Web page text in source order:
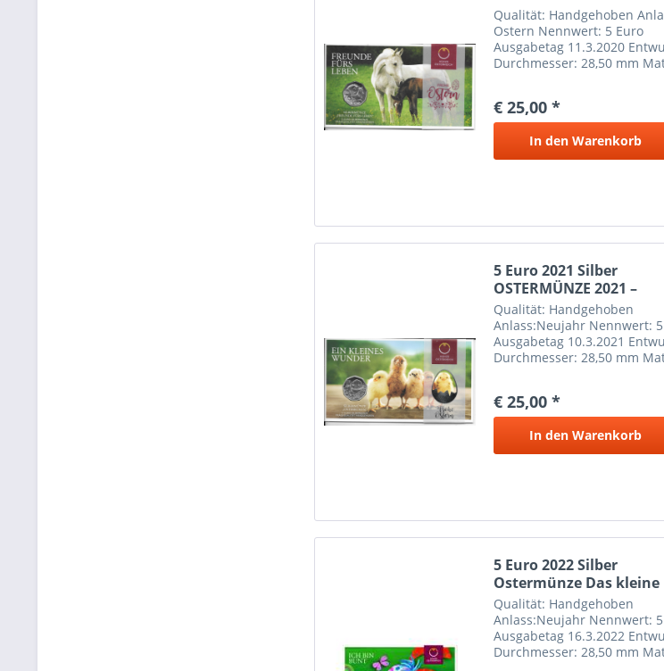
Qualität: Handgehoben
Ostern Nennwert: 5 Euro
Ausgabetag 11.3.2020
Durchmesser: 28,50 mm
€ 25,00 *
In den Warenkorb
5 Euro 2021 Silber
OSTERMÜNZE 2021 –
OSTERKÜKEN
Qualität: Handgehoben
Anlass:Neujahr Nennwert:
Ausgabetag 10.3.2021
Durchmesser: 28,50 mm
€ 25,00 *
In den Warenkorb
5 Euro 2022 Silber
Ostermünze Das kleine
ich...
Qualität: Handgehoben
Anlass:Neujahr Nennwert:
Ausgabetag 16.3.2022
Durchmesser: 28,50 mm